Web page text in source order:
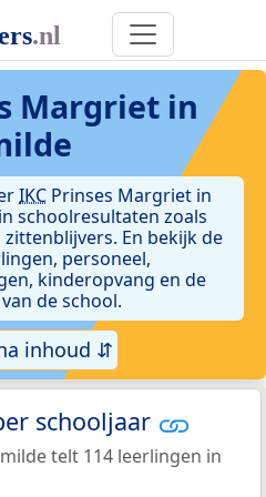
Margriet in
IKC Prinses Margriet in
schoolresultaten zoals
En bekijk de
personeel,
kinderopvang en de
de school.
inhoud ⇵
schooljaar
telt 114 leerlingen in